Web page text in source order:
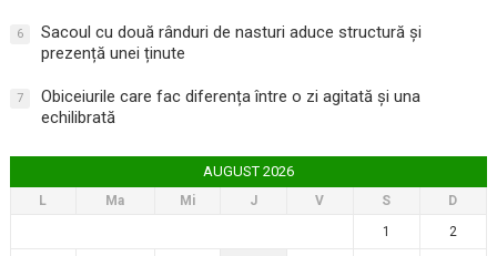
6
Sacoul cu două rânduri de nasturi aduce structură și
prezență unei ținute
7
Obiceiurile care fac diferența între o zi agitată și una
echilibrată
AUGUST 2026
L Ma Mi J V S
D
1
2